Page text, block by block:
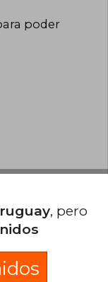
poder
el libro
, pero